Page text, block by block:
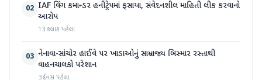
02 IAF વિંગ કમાન્ડર હનીટ્રેપમાં ફસાયા, સંવેદનશીલ માહિતી લીક કરવાનો
આરોપ
13 કલાક પહેલા
03 નેનાવા-સાંચોર હાઈવે પર ખાડાઓનું સામ્રાજ્ય બિસ્માર રસ્તાથી
વાહનચાલકો પરેશાન
3 દિવસ પહેલા